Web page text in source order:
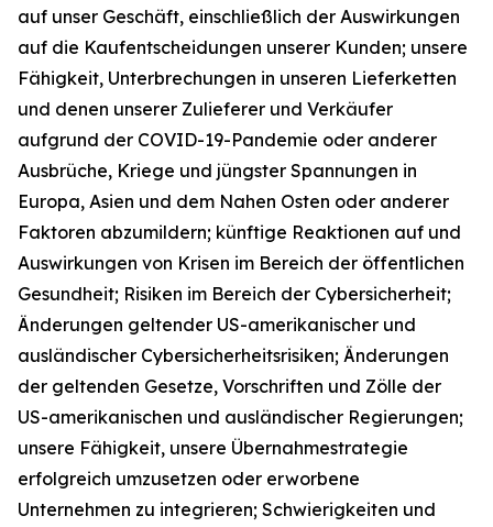
auf unser Geschäft, einschließlich der Auswirkungen
auf die Kaufentscheidungen unserer Kunden; unsere
Fähigkeit, Unterbrechungen in unseren Lieferketten
und denen unserer Zulieferer und Verkäufer
aufgrund der COVID-19-Pandemie oder anderer
Ausbrüche, Kriege und jüngster Spannungen in
Europa, Asien und dem Nahen Osten oder anderer
Faktoren abzumildern; künftige Reaktionen auf und
Auswirkungen von Krisen im Bereich der öffentlichen
Gesundheit; Risiken im Bereich der Cybersicherheit;
Änderungen geltender US-amerikanischer und
ausländischer Cybersicherheitsrisiken; Änderungen
der geltenden Gesetze, Vorschriften und Zölle der
US-amerikanischen und ausländischer Regierungen;
unsere Fähigkeit, unsere Übernahmestrategie
erfolgreich umzusetzen oder erworbene
Unternehmen zu integrieren; Schwierigkeiten und